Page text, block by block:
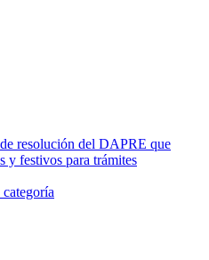
resolución del DAPRE que
y festivos para trámites